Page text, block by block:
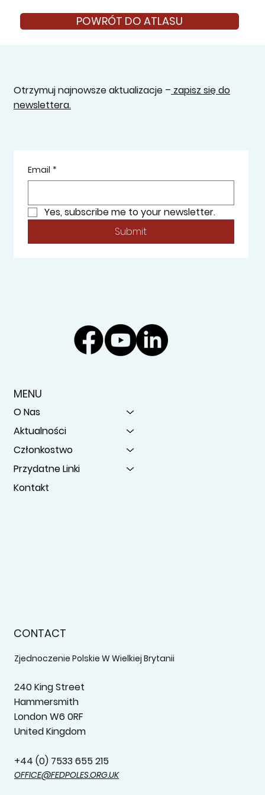
POWRÓT DO ATLASU
Otrzymuj najnowsze aktualizacje – zapisz się do
newslettera.
Email *
Yes, subscribe me to your newsletter.
Submit
MENU
O Nas
Aktualności
Członkostwo
Przydatne Linki
Kontakt
CONTACT
Zjednoczenie Polskie W Wielkiej Brytanii
240 King Street
Hammersmith
London W6 0RF
United Kingdom
+44 (0) 7533 655 215‬
OFFICE@FEDPOLES.ORG.UK